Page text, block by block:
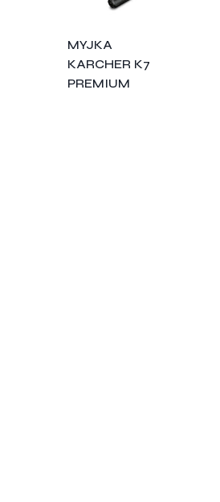
MYJKA
KARCHER K7
PREMIUM